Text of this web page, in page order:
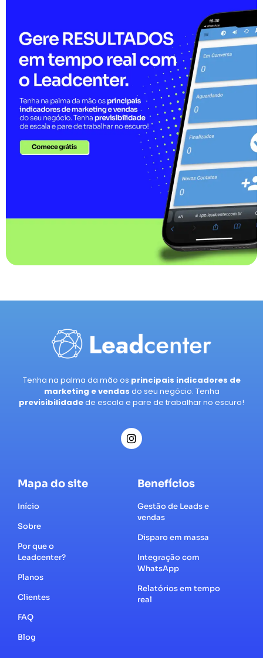
Tenha na palma da mão os principais indicadores de
marketing e vendas do seu negócio. Tenha
previsibilidadede escala e pare de trabalhar no escuro!
Mapa do site
Início
Sobre
Por que o
Leadcenter?
Planos
Clientes
FAQ
Blog
Benefícios
Gestão de Leads e
vendas
Disparo em massa
Integração com
WhatsApp
Relatórios em tempo
real